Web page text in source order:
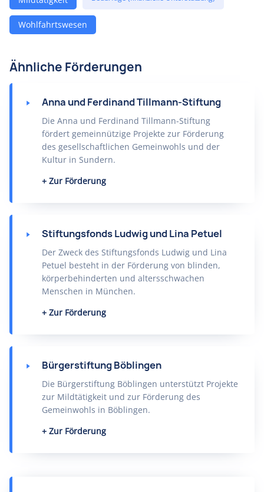
Wohlfahrtswesen
Ähnliche Förderungen
Anna und Ferdinand Tillmann-Stiftung
Die Anna und Ferdinand Tillmann-Stiftung
fördert gemeinnützige Projekte zur Förderung
des gesellschaftlichen Gemeinwohls und der
Kultur in Sundern.
Zur Förderung
Stiftungsfonds Ludwig und Lina Petuel
Der Zweck des Stiftungsfonds Ludwig und Lina
Petuel besteht in der Förderung von blinden,
körperbehinderten und altersschwachen
Menschen in München.
Zur Förderung
Bürgerstiftung Böblingen
Die Bürgerstiftung Böblingen unterstützt Projekte
zur Mildtätigkeit und zur Förderung des
Gemeinwohls in Böblingen.
Zur Förderung